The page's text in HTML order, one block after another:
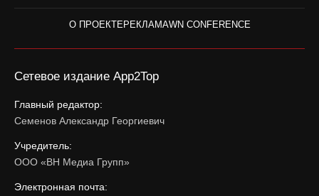
О ПРОЕКТЕ РЕКЛАМАWN CONFERENCE
Сетевое издание App2Top
Главный редактор:
Семенов Александр Георгиевич
Учредитель:
ООО «ВН Медиа Групп»
Электронная почта: